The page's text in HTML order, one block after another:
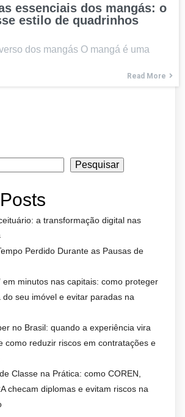
essenciais dos mangás: o
estilo de quadrinhos
dos mangás O mangá é uma
Read More
Pesquisar
a transformação digital nas
Perdido Durante as Pausas de
em minutos nas capitais: como proteger
do seu imóvel e evitar paradas na
no Brasil: quando a experiência vira
como reduzir riscos em contratações e
Classe na Prática: como COREN,
checam diplomas e evitam riscos na